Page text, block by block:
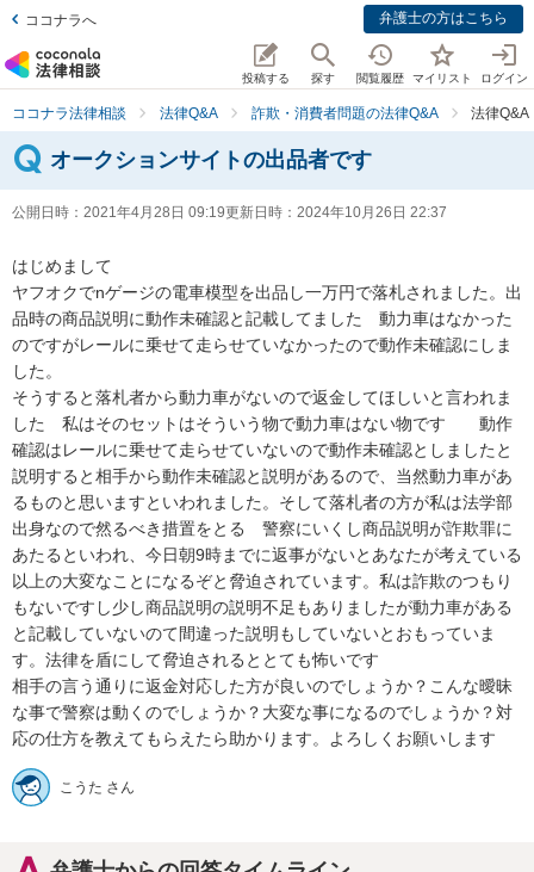
ココナラへ 弁護士の方はこちら
投稿する 探す 閲覧履歴 マイリスト ログイン
ココナラ法律相談 法律Q&A 詐欺・消費者問題の法律Q&A 法律Q&A
オークションサイトの出品者です
公開日時： 2021年4月28日 09:19更新日時： 2024年10月26日 22:37
はじめまして
ヤフオクでnゲージの電車模型を出品し一万円で落札されました。出
品時の商品説明に動作未確認と記載してました　動力車はなかった
のですがレールに乗せて走らせていなかったので動作未確認にしま
した。
そうすると落札者から動力車がないので返金してほしいと言われま
した　私はそのセットはそういう物で動力車はない物です　　動作
確認はレールに乗せて走らせていないので動作未確認としましたと
説明すると相手から動作未確認と説明があるので、当然動力車があ
るものと思いますといわれました。そして落札者の方が私は法学部
出身なので然るべき措置をとる　警察にいくし商品説明が詐欺罪に
あたるといわれ、今日朝9時までに返事がないとあなたが考えている
以上の大変なことになるぞと脅迫されています。私は詐欺のつもり
もないですし少し商品説明の説明不足もありましたが動力車がある
と記載していないのて間違った説明もしていないとおもっていま
す。法律を盾にして脅迫されるととても怖いです
相手の言う通りに返金対応した方が良いのでしょうか？こんな曖昧
な事で警察は動くのでしょうか？大変な事になるのでしょうか？対
応の仕方を教えてもらえたら助かります。よろしくお願いします
こうた さん